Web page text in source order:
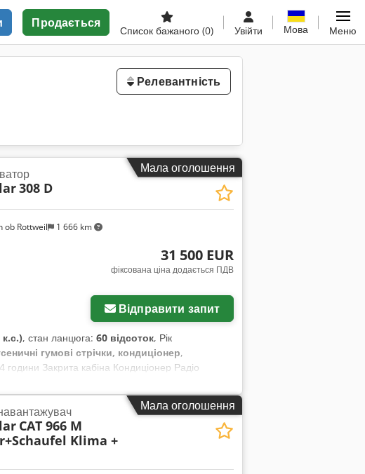
Продається
Список бажаного (0) Увійти Мова Меню
Релевантність
Мала оголошення
Rottweil 1 666 km
308 D
31 500 EUR
фіксована ціна додається ПДВ
Відправити запит
, стан ланцюга: 60 відсоток, Рік
гумові стрічки, кондиціонер,
Закрита кабіна Кондиціонер Радіо
лінія для встановлення
1 ковш – ширина 750 мм Залишковий ресурс
450 мм Опора для відвалу Двигун Mitsubishi
Мала оголошення
CAT 966 M
Klima +